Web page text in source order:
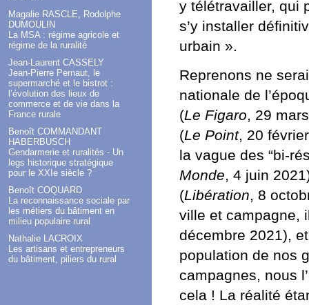
Magalie RASCLE, Rodolphe
DUMOULIN
La MSA : régime agricole et
régime de la ruralité
Jean-Laurent CASSELY
Jean-Pierre Pernaut, le
supermarché et le bistrot :
l’évolution des lieux de
commerce et de vie dans la
France rurale
Benoît COMMANDANT
HABERBUSCH
Gendarmerie et ruralités - Un
legs historique stratégique
pour le XXIe siècle ?
Benoît COQUARD
La reconnaissance sociale par
les métiers du bâtiment en
milieu populaire rural
Nathalie LACROIX
Les artisans et entrepreneurs
du bâtiment, piliers du rural
y télétravailler, qui
s’y installer
urbain ».
Reprenons ne
nationale de
(Le Figaro, 29
(Le Point, 20
la vague des “bi-
Monde, 4 juin
(Libération, 8
ville et campagne,
décembre 2021),
population de nos
campagnes, nous
cela ! La réalité